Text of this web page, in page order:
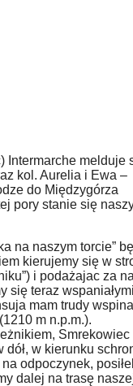
Intermarche melduje
kol. Aurelia i Ewa –
do Międzygórza
pory stanie się
na naszym torcie”
kierujemy się w
i podażajac za
się teraz wspaniałymi
mam trudy
m n.p.m.).
Smrekowiec
w kierunku
odpoczynek,
dalej na trasę